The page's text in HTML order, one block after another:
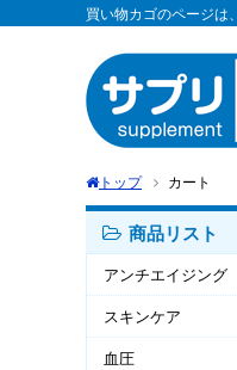
買い物カゴのページは
トップ カート
商品リスト
アンチエイジング
スキンケア
血圧